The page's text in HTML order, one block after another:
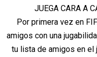
JUEGA CARA A
Por primera vez en
amigos con una
tu lista de amigos en